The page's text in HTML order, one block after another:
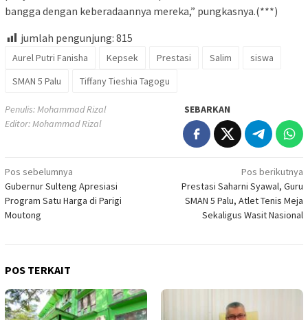
bangga dengan keberadaannya mereka,” pungkasnya.(***)
jumlah pengunjung: 815
Aurel Putri Fanisha Kepsek Prestasi Salim
siswa
SMAN 5 Palu
Tiffany Tieshia Tagogu
Penulis: Mohammad Rizal
Editor: Mohammad Rizal
SEBARKAN
Navigasi
pos
Pos sebelumnya
Gubernur Sulteng Apresiasi
Program Satu Harga di Parigi
Moutong
Pos berikutnya
Prestasi Saharni Syawal, Guru
SMAN 5 Palu, Atlet Tenis Meja
Sekaligus Wasit Nasional
POS TERKAIT